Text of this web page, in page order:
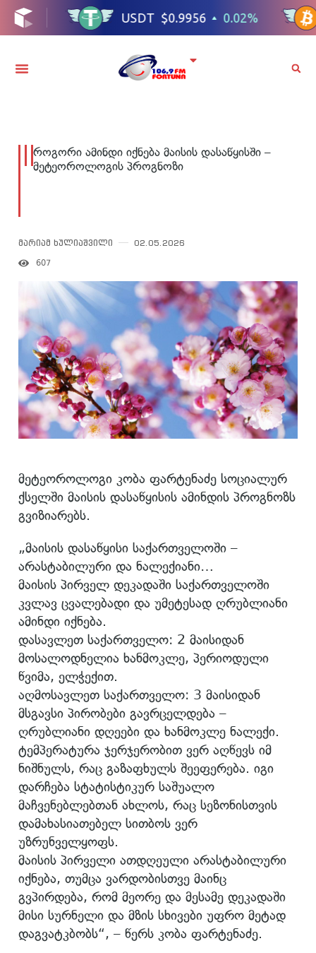
როგორი ამინდი იქნება მაისის დასაწყისში –
მეტეოროლოგის პროგნოზი
მარიამ ხულიაშვილი 02.05.2026
607
მეტეოროლოგი კობა ფარტენაძე სოციალურ
ქსელში მაისის დასაწყისის ამინდის პროგნოზს
გვიზიარებს.
„მაისის დასაწყისი საქართველოში –
არასტაბილური და ნალექიანი…
მაისის პირველ დეკადაში საქართველოში
კვლავ ცვალებადი და უმეტესად ღრუბლიანი
ამინდი იქნება.
დასავლეთ საქართველო: 2 მაისიდან
მოსალოდნელია ხანმოკლე, პერიოდული
წვიმა, ელჭექით.
აღმოსავლეთ საქართველო: 3 მაისიდან
მსგავსი პირობები გავრცელდება –
ღრუბლიანი დღეები და ხანმოკლე ნალექი.
ტემპერატურა ჯერჯერობით ვერ აღწევს იმ
ნიშნულს, რაც გაზაფხულს შეეფერება. იგი
დარჩება სტატისტიკურ საშუალო
მაჩვენებლებთან ახლოს, რაც სეზონისთვის
დამახასიათებელ სითბოს ვერ
უზრუნველყოფს.
მაისის პირველი ათდღეული არასტაბილური
იქნება, თუმცა ვარდობისთვე მაინც
გვპირდება, რომ მეორე და მესამე დეკადაში
მისი სურნელი და მზის სხივები უფრო მეტად
დაგვატკბობს“, – წერს კობა ფარტენაძე.